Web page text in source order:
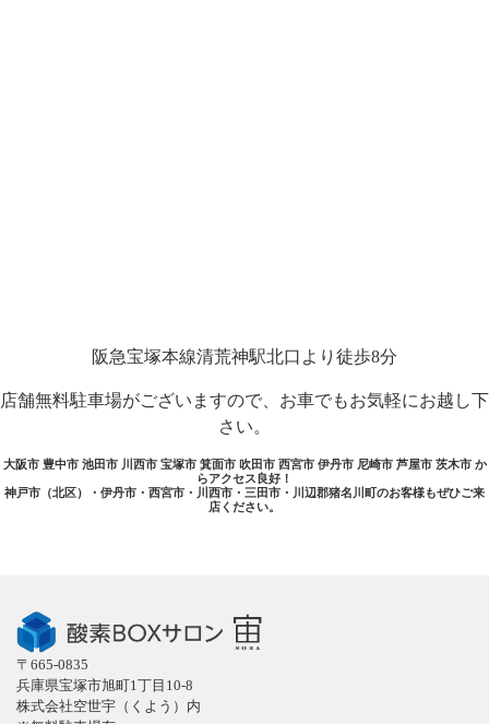
阪急宝塚本線清荒神駅北口より徒歩8分
店舗無料駐車場がございますので、お車でもお気軽にお越し下
さい。
大阪市 豊中市 池田市 川西市 宝塚市 箕面市 吹田市 西宮市 伊丹市 尼崎市 芦屋市 茨木市 か
らアクセス良好！
神戸市（北区）・伊丹市・西宮市・川西市・三田市・川辺郡猪名川町のお客様もぜひご来
店ください。
〒665-0835
兵庫県宝塚市旭町1丁目10-8
株式会社空世宇（くよう）内